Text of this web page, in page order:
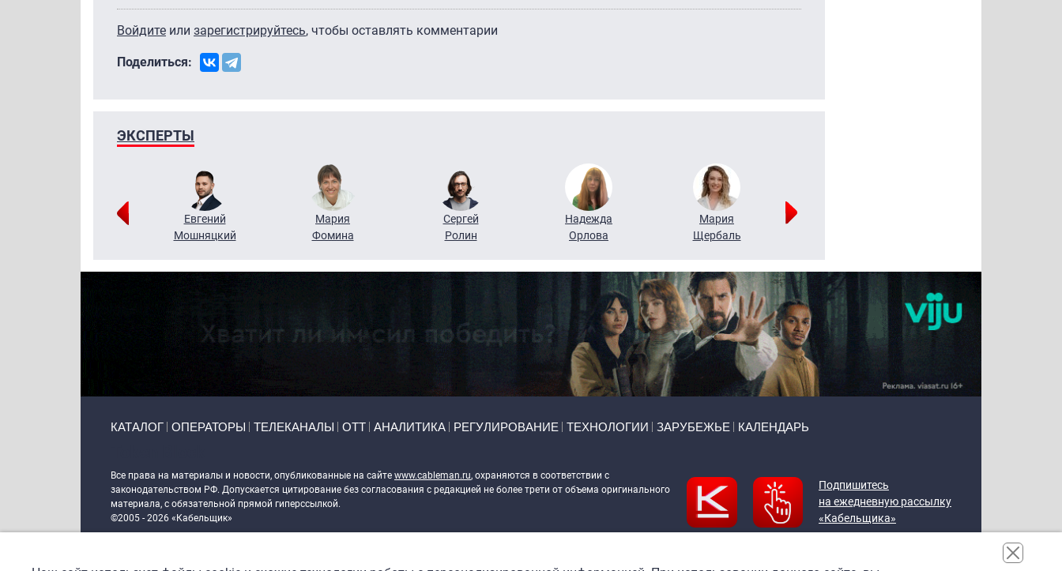
Войдите или зарегистрируйтесь, чтобы оставлять комментарии
Поделиться:
ЭКСПЕРТЫ
Евгений
Мошняцкий
Мария
Фомина
Сергей
Ролин
Надежда
Орлова
Мария
Щербаль
КАТАЛОГ ОПЕРАТОРЫ ТЕЛЕКАНАЛЫ ОТТ АНАЛИТИКА РЕГУЛИРОВАНИЕ ТЕХНОЛОГИИ ЗАРУБЕЖЬЕ КАЛЕНДАРЬ
Все права на материалы и новости, опубликованные на сайте www.cableman.ru, охраняются в соответствии с
законодательством РФ. Допускается цитирование без согласования с редакцией не более трети от объема оригинального
материала, с обязательной прямой гиперссылкой.
©2005 - 2026 «Кабельщик»
Подпишитесь
на ежедневную рассылку
«Кабельщика»